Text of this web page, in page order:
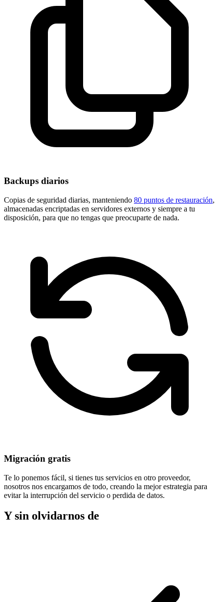
Backups diarios
Copias de seguridad diarias, manteniendo 80 puntos de restauración,
almacenadas encriptadas en servidores externos y siempre a tu
disposición, para que no tengas que preocuparte de nada.
Migración gratis
Te lo ponemos fácil, si tienes tus servicios en otro proveedor,
nosotros nos encargamos de todo, creando la mejor estrategia para
evitar la interrupción del servicio o perdida de datos.
Y sin olvidarnos de